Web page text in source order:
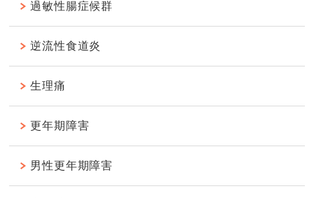
過敏性腸症候群
逆流性食道炎
生理痛
更年期障害
男性更年期障害